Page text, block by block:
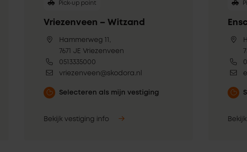
Pick-up point
Vriezenveen – Witzand
Hammerweg 11,
7671 JE Vriezenveen
0513335000
vriezenveen@skodora.nl
Selecteren als mijn vestiging
Bekijk vestiging info